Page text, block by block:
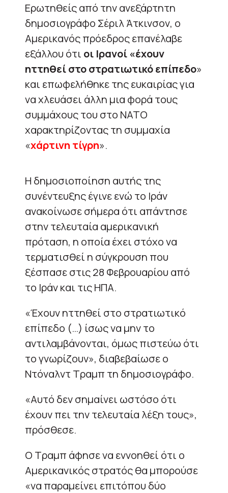
Ερωτηθείς από την ανεξάρτητη
δημοσιογράφο Σέριλ Άτκινσον, ο
Αμερικανός πρόεδρος επανέλαβε
εξάλλου ότι οι Ιρανοί «έχουν
ηττηθεί στο στρατιωτικό επίπεδο»
και επωφελήθηκε της ευκαιρίας για
να χλευάσει άλλη μια φορά τους
συμμάχους του στο ΝΑΤΟ
χαρακτηρίζοντας τη συμμαχία
«χάρτινη τίγρη».
Η δημοσιοποίηση αυτής της
συνέντευξης έγινε ενώ το Ιράν
ανακοίνωσε σήμερα ότι απάντησε
στην τελευταία αμερικανική
πρόταση, η οποία έχει στόχο να
τερματισθεί η σύγκρουση που
ξέσπασε στις 28 Φεβρουαρίου από
το Ιράν και τις ΗΠΑ.
«Έχουν ηττηθεί στο στρατιωτικό
επίπεδο (…) ίσως να μην το
αντιλαμβάνονται, όμως πιστεύω ότι
το γνωρίζουν», διαβεβαίωσε ο
Ντόναλντ Τραμπ τη δημοσιογράφο.
«Αυτό δεν σημαίνει ωστόσο ότι
έχουν πει την τελευταία λέξη τους»,
πρόσθεσε.
Ο Τραμπ άφησε να εννοηθεί ότι ο
Αμερικανικός στρατός θα μπορούσε
«να παραμείνει επιτόπου δύο